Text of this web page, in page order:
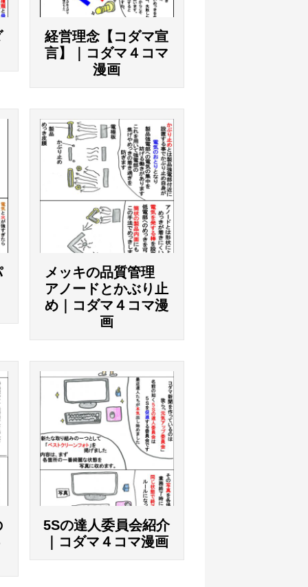
経営理念【コダマ宣
言】｜コダマ４コマ
漫画
メッキの品質管理
アノードとかぶり止
め｜コダマ４コマ漫
画
5Sの達人委員会紹介
｜コダマ４コマ漫画